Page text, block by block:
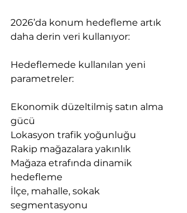
2026’da konum hedefleme artık
daha derin veri kullanıyor:
Hedeflemede kullanılan yeni
parametreler:
Ekonomik düzeltilmiş satın alma
gücü
Lokasyon trafik yoğunluğu
Rakip mağazalara yakınlık
Mağaza etrafında dinamik
hedefleme
İlçe, mahalle, sokak
segmentasyonu